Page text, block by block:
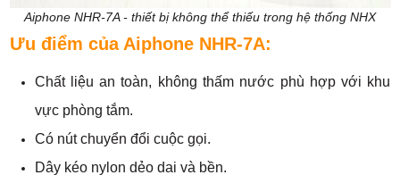
Aiphone NHR-7A - thiết bị không thể thiếu trong hệ thống NHX
Ưu điểm của Aiphone NHR-7A:
Chất liệu an toàn, không thấm nước phù hợp với khu
vực phòng tắm.
Có nút chuyển đổi cuộc gọi.
Dây kéo nylon dẻo dai và bền.